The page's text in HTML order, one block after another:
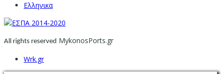
Ελληνικα
All rights reserved MykonosPorts.gr
Wrk.gr